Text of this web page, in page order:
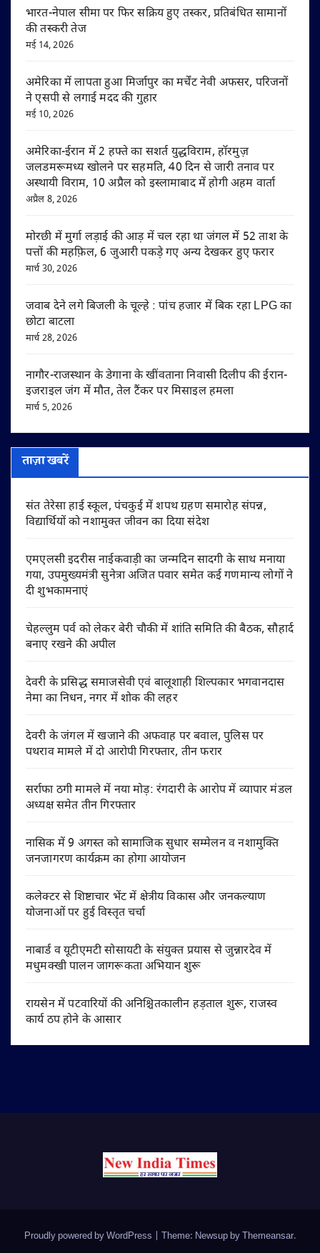
भारत-नेपाल सीमा पर फिर सक्रिय हुए तस्कर, प्रतिबंधित सामानों
की तस्करी तेज
मई 14, 2026
अमेरिका में लापता हुआ मिर्जापुर का मर्चेंट नेवी अफसर, परिजनों
ने एसपी से लगाई मदद की गुहार
मई 10, 2026
अमेरिका-ईरान में 2 हफ्ते का सशर्त युद्धविराम, हॉरमुज़
जलडमरूमध्य खोलने पर सहमति, 40 दिन से जारी तनाव पर
अस्थायी विराम, 10 अप्रैल को इस्लामाबाद में होगी अहम वार्ता
अप्रैल 8, 2026
मोरछी में मुर्गा लड़ाई की आड़ में चल रहा था जंगल में 52 ताश के
पत्तों की महफ़िल, 6 जुआरी पकड़े गए अन्य देखकर हुए फरार
मार्च 30, 2026
जवाब देने लगे बिजली के चूल्हे : पांच हजार में बिक रहा LPG का
छोटा बाटला
मार्च 28, 2026
नागौर-राजस्थान के डेगाना के खींवताना निवासी दिलीप की ईरान-
इजराइल जंग में मौत, तेल टैंकर पर मिसाइल हमला
मार्च 5, 2026
ताज़ा खबरें
संत तेरेसा हाई स्कूल, पंचकुई में शपथ ग्रहण समारोह संपन्न,
विद्यार्थियों को नशामुक्त जीवन का दिया संदेश
एमएलसी इदरीस नाईकवाड़ी का जन्मदिन सादगी के साथ मनाया
गया, उपमुख्यमंत्री सुनेत्रा अजित पवार समेत कई गणमान्य लोगों ने
दी शुभकामनाएं
चेहल्लुम पर्व को लेकर बेरी चौकी में शांति समिति की बैठक, सौहार्द
बनाए रखने की अपील
देवरी के प्रसिद्ध समाजसेवी एवं बालूशाही शिल्पकार भगवानदास
नेमा का निधन, नगर में शोक की लहर
देवरी के जंगल में खजाने की अफवाह पर बवाल, पुलिस पर
पथराव मामले में दो आरोपी गिरफ्तार, तीन फरार
सर्राफा ठगी मामले में नया मोड़: रंगदारी के आरोप में व्यापार मंडल
अध्यक्ष समेत तीन गिरफ्तार
नासिक में 9 अगस्त को सामाजिक सुधार सम्मेलन व नशामुक्ति
जनजागरण कार्यक्रम का होगा आयोजन
कलेक्टर से शिष्टाचार भेंट में क्षेत्रीय विकास और जनकल्याण
योजनाओं पर हुई विस्तृत चर्चा
नाबार्ड व यूटीएमटी सोसायटी के संयुक्त प्रयास से जुन्नारदेव में
मधुमक्खी पालन जागरूकता अभियान शुरू
रायसेन में पटवारियों की अनिश्चितकालीन हड़ताल शुरू, राजस्व
कार्य ठप होने के आसार
Proudly powered by WordPress Theme: Newsup byThemeansar.